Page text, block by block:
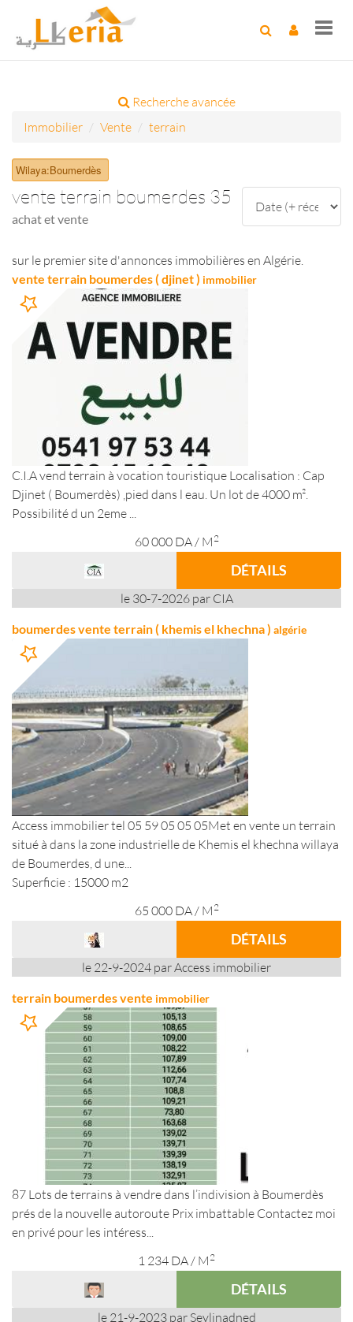
Recherche avancée
Immobilier
Vente terrain
Wilaya:Boumerdès
vente terrain boumerdes 35
achat et vente
sur le premier site d'annonces immobilières en Algérie.
vente terrain boumerdes ( djinet ) immobilier
C.I.A vend terrain à vocation touristique Localisation : Cap
Djinet ( Boumerdès) ,pied dans l eau. Un lot de 4000 m².
Possibilité d un 2eme ...
60 000 DA/ M 2
DÉTAILS
le 30-7-2026 par CIA
boumerdes vente terrain ( khemis el khechna ) algérie
Access immobilier tel 05 59 05 05 05Met en vente un terrain
situé à dans la zone industrielle de Khemis el khechna willaya
de Boumerdes, d une...
Superficie : 15000 m2
65 000 DA/ M 2
DÉTAILS
le 22-9-2024 par Access immobilier
terrain boumerdes vente immobilier
87 Lots de terrains à vendre dans l’indivision à Boumerdès
prés de la nouvelle autoroute Prix imbattable Contactez moi
en privé pour les intéress...
1 234 DA/ M 2
DÉTAILS
le 21-9-2023 par Seylinadned